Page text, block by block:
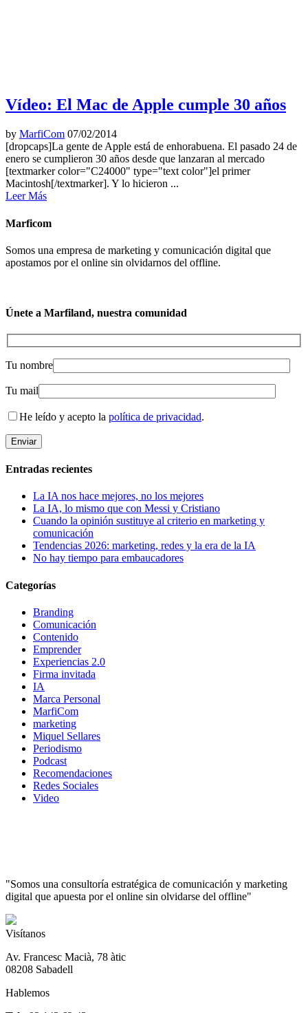
Vídeo: El Mac de Apple cumple 30 años
by MarfiCom 07/02/2014
[dropcaps]La gente de Apple está de enhorabuena. El pasado 24 de
enero se cumplieron 30 años desde que lanzaran al mercado
[textmarker color="C24000" type="text color"]el primer
Macintosh[/textmarker]. Y lo hicieron ...
Leer Más
Marficom
Somos una empresa de marketing y comunicación digital que
apostamos por el online sin olvidarnos del offline.
Únete a Marfiland, nuestra comunidad
Tu nombre
Tu mail
He leído y acepto la política de privacidad.
Entradas recientes
La IA nos hace mejores, no los mejores
La IA, lo mismo que con Messi y Cristiano
Cuando la opinión sustituye al criterio en marketing y
comunicación
Tendencias 2026: marketing, redes y la era de la IA
No hay tiempo para embaucadores
Categorías
Branding
Comunicación
Contenido
Emprender
Experiencias 2.0
Firma invitada
IA
Marca Personal
MarfiCom
marketing
Miquel Sellares
Periodismo
Podcast
Recomendaciones
Redes Sociales
Video
"Somos una consultoría estratégica de comunicación y marketing
digital que apuesta por el online sin olvidarse del offline"
Visítanos
Av. Francesc Macià, 78 àtic
08208 Sabadell
Hablemos